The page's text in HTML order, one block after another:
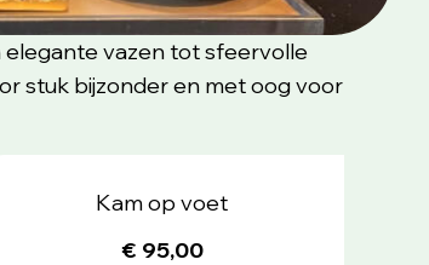
elegante vazen tot sfeervolle
stuk bijzonder en met oog voor
Kam op voet
€ 95,00